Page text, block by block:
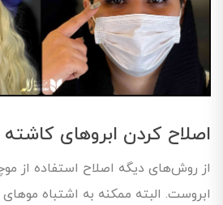
اصلاح کردن ابروهای
از روش‌های دیگه اصلاح استفاده از
ابروست. البته ممکنه به اشتباه